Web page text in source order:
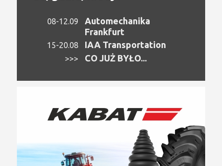
08-12.09
Automechanika
Frankfurt
15-20.08 IAA Transportation
>>> CO JUŻ BYŁO...